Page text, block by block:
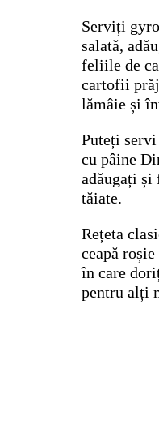
Serviți
salată,
feliile de
cartofii
lămâie și
Puteți
cu pâine
adăugați și
tăiate.
Rețeta
ceapă
în care
pentru alți